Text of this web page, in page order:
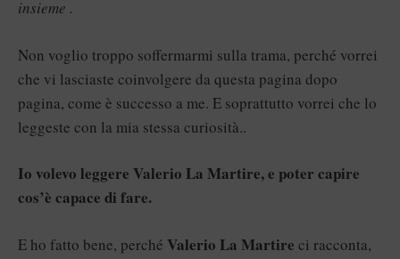
insieme .
Non voglio troppo soffermarmi sulla trama, perché vorrei
che vi lasciaste coinvolgere da questa pagina dopo
pagina, come è successo a me. E soprattutto vorrei che lo
leggeste con la mia stessa curiosità..
Io volevo leggere Valerio La Martire, e poter capire
cos’è capace di fare.
E ho fatto bene, perché Valerio La Martire ci racconta,